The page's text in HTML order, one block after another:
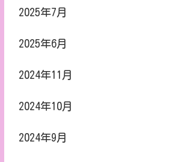
2025年7月
2025年6月
2024年11月
2024年10月
2024年9月